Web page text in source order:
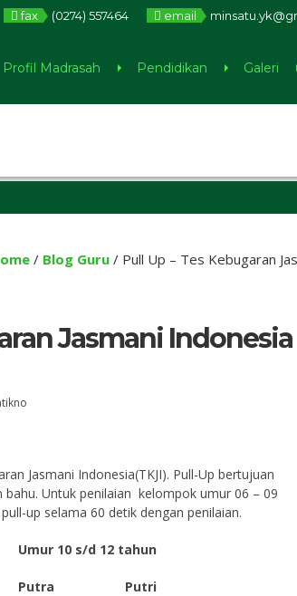
fax (0274) 557464 email
Profil Madrasah Pendidikan Galeri
/ Blog Guru/ Pull Up – Tes Kebugaran
Jasmani Indonesia
Jasmani Indonesia(TKJI). Pull-Up bertujuan
Untuk penilaian kelompok umur 06 – 09
up selama 60 detik dengan penilaian.
Umur 10 s/d 12 tahun
Putra Putri